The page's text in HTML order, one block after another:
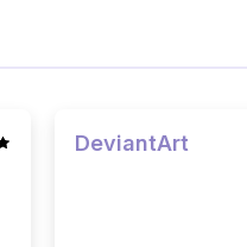
DeviantArt